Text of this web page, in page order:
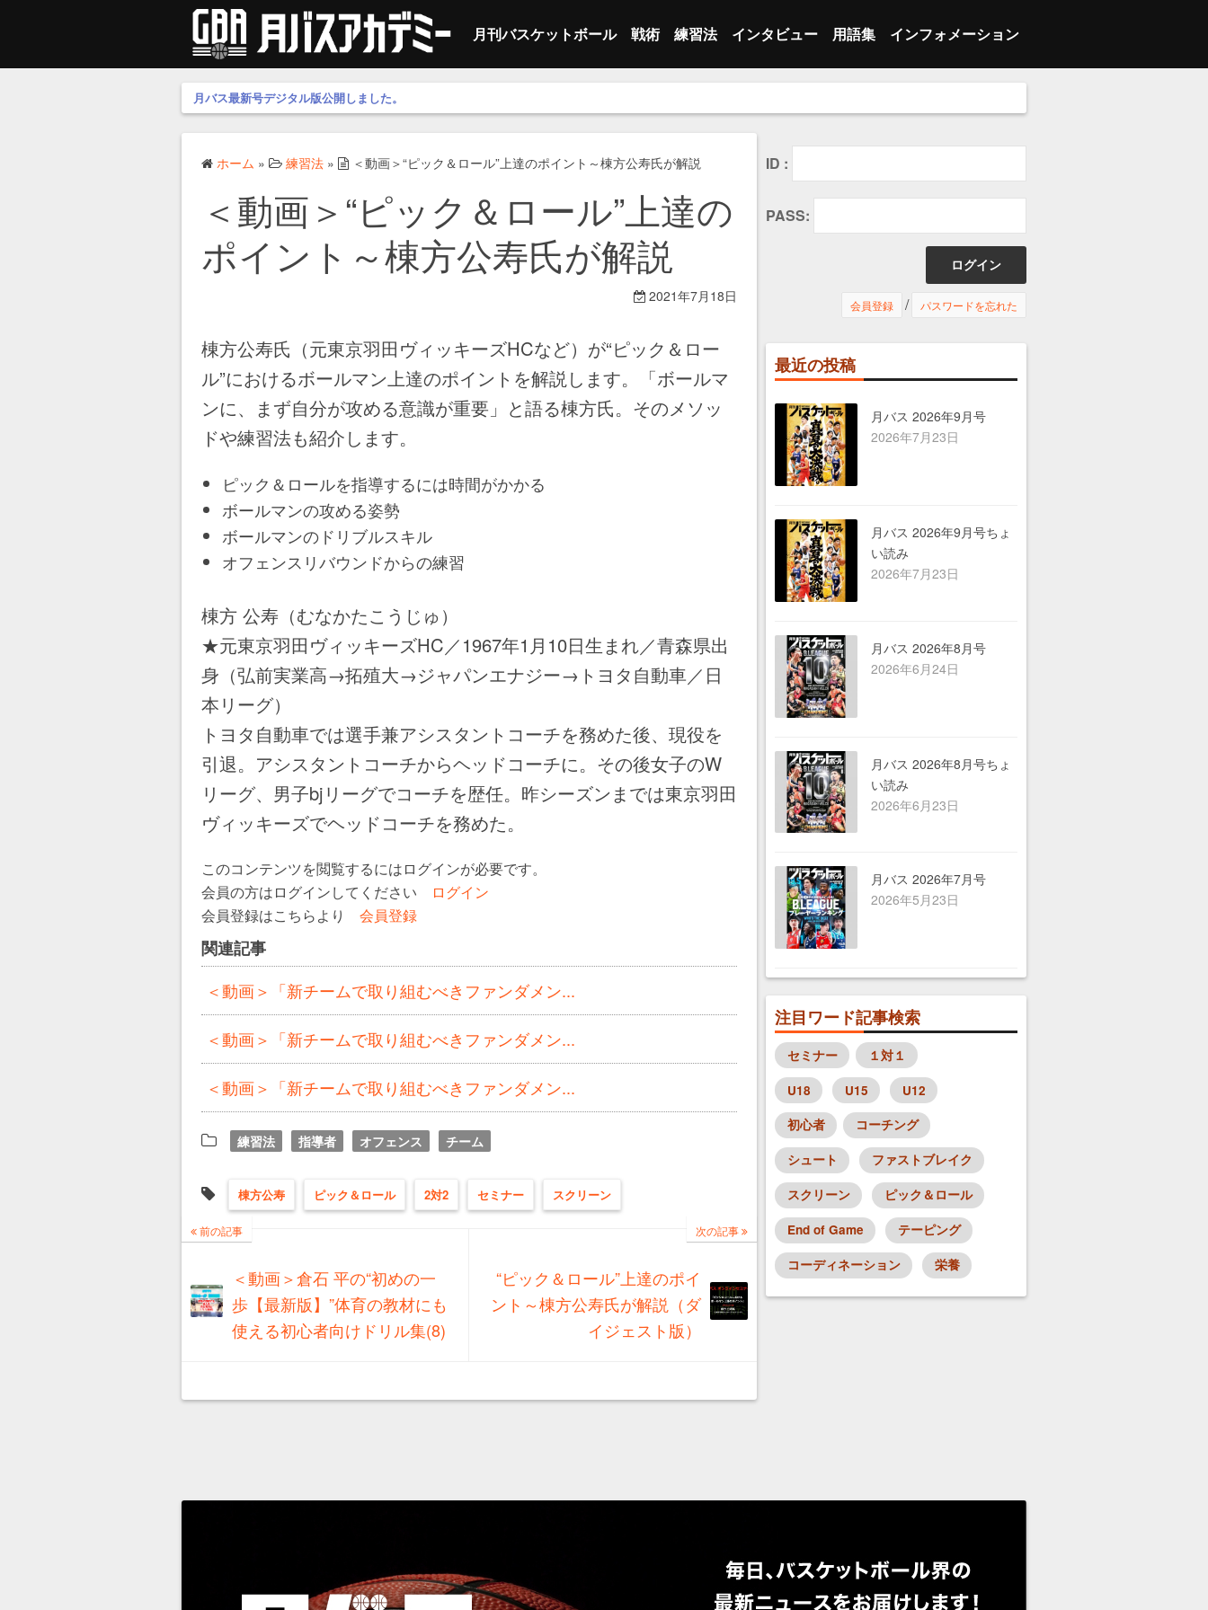
月刊バスケットボール
最新号
バックナンバー
戦術
オフェンス
セカンダリー ブレイク
ベースライン インバウンズプレー
サイドライン インバウンズプレー
ハーフコート セット
練習法
オフェンス
トランジション
個人スキル
チーム
その他
ディフェンス
トランジション
個人スキル
チーム
インタビュー
指導者
選手
レフェリー
用語集
あ行
か行
た行
や行
ら行
わ行
A-Z
シーン別
インフォメーション
会員登録
メンバーログイン
プライバシーポリシー
お問い合わせ
月バス最新号デジタル版公開しました。
ホーム » 練習法 » ＜動画＞“ピック＆ロール”上達のポイント～棟方公寿氏が解説
＜動画＞“ピック＆ロール”上達の
ポイント～棟方公寿氏が解説
2021年7月18日
棟方公寿氏（元東京羽田ヴィッキーズHCなど）が“ピック＆ロー
ル”におけるボールマン上達のポイントを解説します。「ボールマ
ンに、まず自分が攻める意識が重要」と語る棟方氏。そのメソッ
ドや練習法も紹介します。
ピック＆ロールを指導するには時間がかかる
ボールマンの攻める姿勢
ボールマンのドリブルスキル
オフェンスリバウンドからの練習
棟方 公寿（むなかたこうじゅ）
★元東京羽田ヴィッキーズHC／1967年1月10日生まれ／青森県出
身（弘前実業高→拓殖大→ジャパンエナジー→トヨタ自動車／日
本リーグ）
トヨタ自動車では選手兼アシスタントコーチを務めた後、現役を
引退。アシスタントコーチからヘッドコーチに。その後女子のW
リーグ、男子bjリーグでコーチを歴任。昨シーズンまでは東京羽田
ヴィッキーズでヘッドコーチを務めた。
このコンテンツを閲覧するにはログインが必要です。
会員の方はログインしてください
ログイン
会員登録はこちらより 会員登録
関連記事
＜動画＞「新チームで取り組むべきファンダメン...
＜動画＞「新チームで取り組むべきファンダメン...
＜動画＞「新チームで取り組むべきファンダメン...
練習法 指導者 オフェンス チーム
棟方公寿 ピック＆ロール 2対2 セミナー スクリーン
前の記事
＜動画＞倉石 平の“初めの一
歩【最新版】”体育の教材にも
使える初心者向けドリル集(8)
次の記事
“ピック＆ロール”上達のポイ
ント～棟方公寿氏が解説（ダ
イジェスト版）
ID :
PASS:
会員登録 / パスワードを忘れた
最近の投稿
月バス 2026年9月号
2026年7月23日
月バス 2026年9月号ちょ
い読み
2026年7月23日
月バス 2026年8月号
2026年6月24日
月バス 2026年8月号ちょ
い読み
2026年6月23日
月バス 2026年7月号
2026年5月23日
注目ワード記事検索
セミナー １対１
U18 U15 U12
初心者 コーチング
シュート ファストブレイク
スクリーン ピック＆ロール
End of Game テーピング
コーディネーション 栄養